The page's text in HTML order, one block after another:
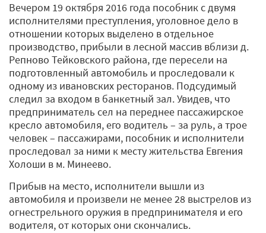
Вечером 19 октября 2016 года пособник с двумя
исполнителями преступления, уголовное дело в
отношении которых выделено в отдельное
производство, прибыли в лесной массив вблизи д.
Репново Тейковского района, где пересели на
подготовленный автомобиль и проследовали к
одному из ивановских ресторанов. Подсудимый
следил за входом в банкетный зал. Увидев, что
предприниматель сел на переднее пассажирское
кресло автомобиля, его водитель – за руль, а трое
человек – пассажирами, пособник и исполнители
проследовал за ними к месту жительства Евгения
Холоши в м. Минеево.
Прибыв на место, исполнители вышли из
автомобиля и произвели не менее 28 выстрелов из
огнестрельного оружия в предпринимателя и его
водителя, от которых они скончались.